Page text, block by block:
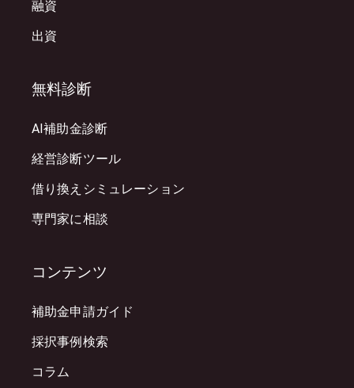
融資
出資
無料診断
AI補助金診断
経営診断ツール
借り換えシミュレーション
専門家に相談
コンテンツ
補助金申請ガイド
採択事例検索
コラム